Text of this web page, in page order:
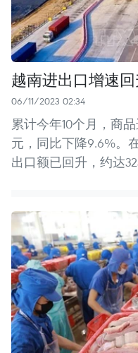
越南进出口增速
06/11/2023 02:34
累计今年10个月，商
元，同比下降9.6%。
出口额已回升，约达